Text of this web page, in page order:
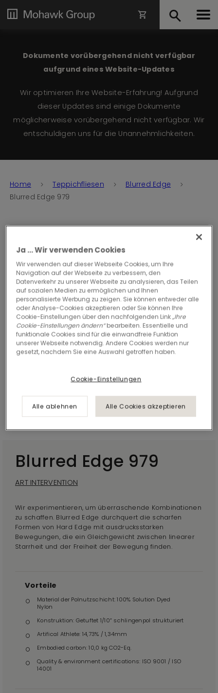
Dokumente vorübergehend nicht verfügbar
aufgrund eines Website-Updates
Wir optimieren Ihre Website-Erfahrung! Aufgrund
dieser Updates sind einige Dokumente
möglicherweise vorübergehend nicht verfügbar. Wir
entschuldigen uns für die Unannehmlichkeiten.
Home Teppichfliesen
Blurred Edge
Blurred Edge 979
Blurred Edge 979
ART INTERVENTION
Wir experimentieren, um überraschende Kombinationen
zu schaffen. Blurred Edge durchquert die scharfen
Formen von Hard Edge mit ausdrucksstarken
Bewegungen, die ein Gleichgewicht zwischen linearer
Starrheit und der Freiheit der Bewegung finden.
Vorteile
Material der Polnutzschicht: 100% Solution Dyed
Nylon
Konstruktion: Getuftet 1/10” schlingenpol strukturiert
Artifical Athlete: 14,73% / 1,34mm
Embodied carbon: 10,0 kg CO2-Eq.
Quality & environment certifications: ISO 9001 / ISO
14001
Ja ... Wir verwenden Cookies
Wir verwenden auf dieser Webseite Cookies, um Ihre
Navigation auf der Webseite zu verbessern, den
Datenverkehr zu unserer Webseite zu analysieren, das Teilen
auf sozialen Medien zu ermöglichen und Ihnen
personalisierte Werbung zu zeigen. Sie können entweder alle
oder Analyse-Cookies akzeptieren oder Sie können Ihre
Cookie-Einstellungen über den nachfolgenden Link„Ihre
Cookie-Einstellungen ändern“bearbeiten. Essentielle und
funktionale Cookies sind für die einwandfreie Funktion
unserer Webseite notwendig. Andere Cookies werden nur
gesetzt, nachdem Sie eine Auswahl getroffen haben.
Cookie-Einstellungen
Alle ablehnen Alle Cookies akzeptieren